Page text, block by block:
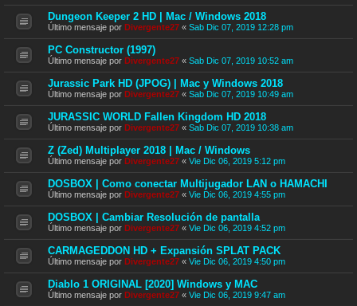
Dungeon Keeper 2 HD | Mac / Windows 2018
Último mensaje por Divergente27 « Sab Dic 07, 2019 12:28 pm
PC Constructor (1997)
Último mensaje por Divergente27 « Sab Dic 07, 2019 10:52 am
Jurassic Park HD (JPOG) | Mac y Windows 2018
Último mensaje por Divergente27 « Sab Dic 07, 2019 10:49 am
JURASSIC WORLD Fallen Kingdom HD 2018
Último mensaje por Divergente27 « Sab Dic 07, 2019 10:38 am
Z (Zed) Multiplayer 2018 | Mac / Windows
Último mensaje por Divergente27 « Vie Dic 06, 2019 5:12 pm
DOSBOX | Como conectar Multijugador LAN o HAMACHI
Último mensaje por Divergente27 « Vie Dic 06, 2019 4:55 pm
DOSBOX | Cambiar Resolución de pantalla
Último mensaje por Divergente27 « Vie Dic 06, 2019 4:52 pm
CARMAGEDDON HD + Expansión SPLAT PACK
Último mensaje por Divergente27 « Vie Dic 06, 2019 4:50 pm
Diablo 1 ORIGINAL [2020] Windows y MAC
Último mensaje por Divergente27 « Vie Dic 06, 2019 9:47 am